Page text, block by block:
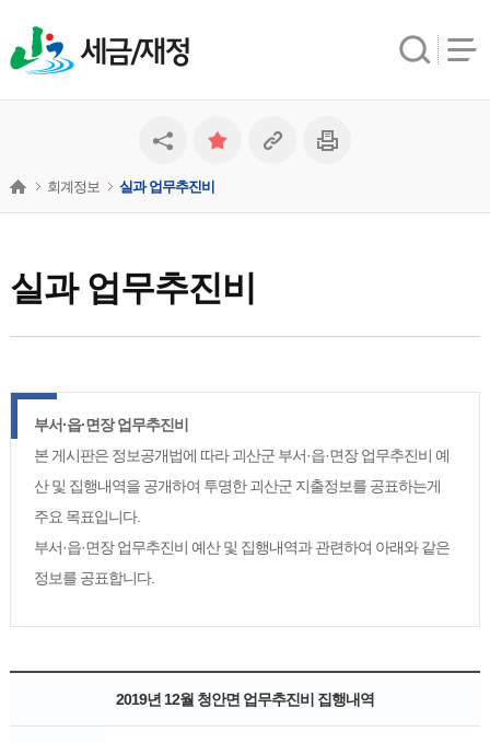
세금/재정
실과 업무추진비
회계정보 실과 업무추진비
부서·읍·면장 업무추진비
본 게시판은 정보공개법에 따라 괴산군 부서·읍·면장 업무추진비 예
산 및 집행내역을 공개하여 투명한 괴산군 지출정보를 공표하는게
주요 목표입니다.
부서·읍·면장 업무추진비 예산 및 집행내역과 관련하여 아래와 같은
정보를 공표합니다.
2019년 12월 청안면 업무추진비 집행내역